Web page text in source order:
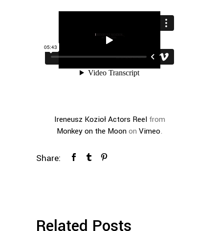
Ireneusz Kozioł Actors Reelfrom
Monkey on the Moonon Vimeo.
Share:
Related Posts